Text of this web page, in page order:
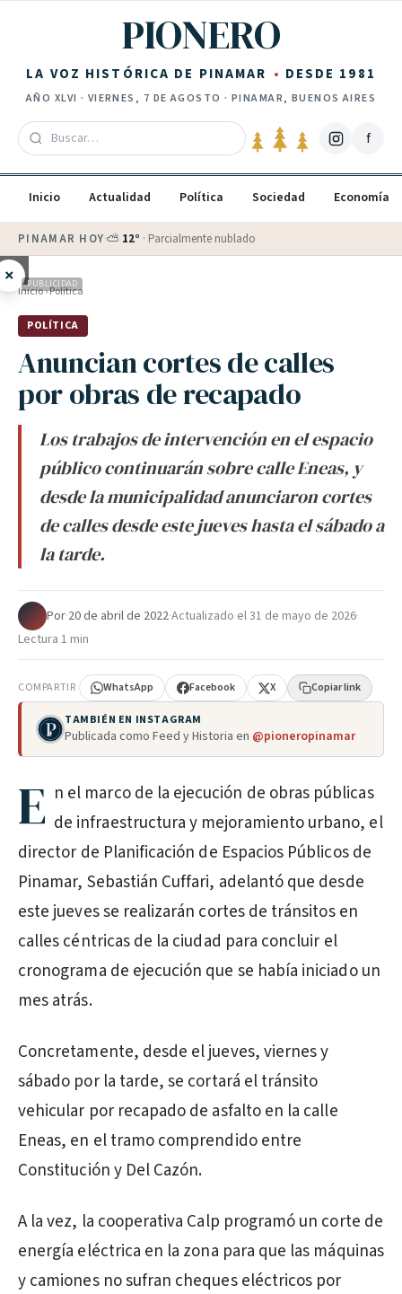
PIONERO
LA VOZ HISTÓRICA DE PINAMAR DESDE 1981
AÑO XLVI · VIERNES, 7 DE AGOSTO · PINAMAR, BUENOS AIRES
f
Inicio Actualidad Política Sociedad Economía
PINAMAR HOY·💵 Dólar blue$1525· oficial $1520
× PUBLICIDAD
Inicio›Política
POLÍTICA
Anuncian cortes de calles
por obras de recapado
Los trabajos de intervención en el espacio
público continuarán sobre calle Eneas, y
desde la municipalidad anunciaron cortes
de calles desde este jueves hasta el sábado a
la tarde.
Por·20 de abril de 2022·Actualizado el31 de mayo de 2026·
Lectura 1 min
COMPARTIR WhatsApp Facebook X Copiar link
TAMBIÉN EN INSTAGRAM
Publicada como Feed y Historia en @pioneropinamar
E n el marco de la ejecución de obras públicas
de infraestructura y mejoramiento urbano, el
director de Planificación de Espacios Públicos de
Pinamar, Sebastián Cuffari, adelantó que desde
este jueves se realizarán cortes de tránsitos en
calles céntricas de la ciudad para concluir el
cronograma de ejecución que se había iniciado un
mes atrás.
Concretamente, desde el jueves, viernes y
sábado por la tarde, se cortará el tránsito
vehicular por recapado de asfalto en la calle
Eneas, en el tramo comprendido entre
Constitución y Del Cazón.
A la vez, la cooperativa Calp programó un corte de
energía eléctrica en la zona para que las máquinas
y camiones no sufran cheques eléctricos por